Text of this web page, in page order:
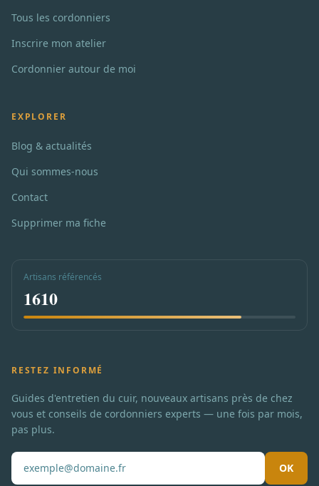
Tous les cordonniers
Inscrire mon atelier
Cordonnier autour de moi
EXPLORER
Blog & actualités
Qui sommes-nous
Contact
Supprimer ma fiche
Artisans référencés
1610
RESTEZ INFORMÉ
Guides d'entretien du cuir, nouveaux artisans près de chez
vous et conseils de cordonniers experts — une fois par mois,
pas plus.
OK